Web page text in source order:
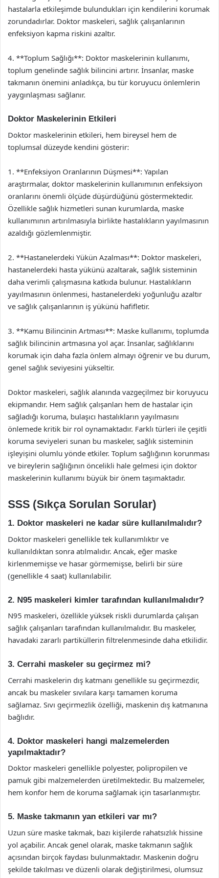
hastalarla etkileşimde bulundukları için kendilerini korumak
zorundadırlar. Doktor maskeleri, sağlık çalışanlarının
enfeksiyon kapma riskini azaltır.
4. **Toplum Sağlığı**: Doktor maskelerinin kullanımı,
toplum genelinde sağlık bilincini artırır. İnsanlar, maske
takmanın önemini anladıkça, bu tür koruyucu önlemlerin
yaygınlaşması sağlanır.
Doktor Maskelerinin Etkileri
Doktor maskelerinin etkileri, hem bireysel hem de
toplumsal düzeyde kendini gösterir:
1. **Enfeksiyon Oranlarının Düşmesi**: Yapılan
araştırmalar, doktor maskelerinin kullanımının enfeksiyon
oranlarını önemli ölçüde düşürdüğünü göstermektedir.
Özellikle sağlık hizmetleri sunan kurumlarda, maske
kullanımının artırılmasıyla birlikte hastalıkların yayılmasının
azaldığı gözlemlenmiştir.
2. **Hastanelerdeki Yükün Azalması**: Doktor maskeleri,
hastanelerdeki hasta yükünü azaltarak, sağlık sisteminin
daha verimli çalışmasına katkıda bulunur. Hastalıkların
yayılmasının önlenmesi, hastanelerdeki yoğunluğu azaltır
ve sağlık çalışanlarının iş yükünü hafifletir.
3. **Kamu Bilincinin Artması**: Maske kullanımı, toplumda
sağlık bilincinin artmasına yol açar. İnsanlar, sağlıklarını
korumak için daha fazla önlem almayı öğrenir ve bu durum,
genel sağlık seviyesini yükseltir.
Doktor maskeleri, sağlık alanında vazgeçilmez bir koruyucu
ekipmandır. Hem sağlık çalışanları hem de hastalar için
sağladığı koruma, bulaşıcı hastalıkların yayılmasını
önlemede kritik bir rol oynamaktadır. Farklı türleri ile çeşitli
koruma seviyeleri sunan bu maskeler, sağlık sisteminin
işleyişini olumlu yönde etkiler. Toplum sağlığının korunması
ve bireylerin sağlığının öncelikli hale gelmesi için doktor
maskelerinin kullanımı büyük bir önem taşımaktadır.
SSS (Sıkça Sorulan Sorular)
1. Doktor maskeleri ne kadar süre kullanılmalıdır?
Doktor maskeleri genellikle tek kullanımlıktır ve
kullanıldıktan sonra atılmalıdır. Ancak, eğer maske
kirlenmemişse ve hasar görmemişse, belirli bir süre
(genellikle 4 saat) kullanılabilir.
2. N95 maskeleri kimler tarafından kullanılmalıdır?
N95 maskeleri, özellikle yüksek riskli durumlarda çalışan
sağlık çalışanları tarafından kullanılmalıdır. Bu maskeler,
havadaki zararlı partiküllerin filtrelenmesinde daha etkilidir.
3. Cerrahi maskeler su geçirmez mi?
Cerrahi maskelerin dış katmanı genellikle su geçirmezdir,
ancak bu maskeler sıvılara karşı tamamen koruma
sağlamaz. Sıvı geçirmezlik özelliği, maskenin dış katmanına
bağlıdır.
4. Doktor maskeleri hangi malzemelerden
yapılmaktadır?
Doktor maskeleri genellikle polyester, polipropilen ve
pamuk gibi malzemelerden üretilmektedir. Bu malzemeler,
hem konfor hem de koruma sağlamak için tasarlanmıştır.
5. Maske takmanın yan etkileri var mı?
Uzun süre maske takmak, bazı kişilerde rahatsızlık hissine
yol açabilir. Ancak genel olarak, maske takmanın sağlık
açısından birçok faydası bulunmaktadır. Maskenin doğru
şekilde takılması ve düzenli olarak değiştirilmesi, olumsuz